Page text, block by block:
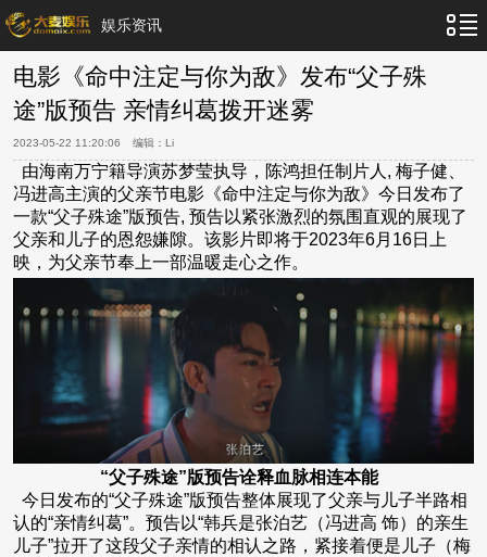
娱乐资讯
电影《命中注定与你为敌》发布“父子殊
途”版预告 亲情纠葛拨开迷雾
2023-05-22 11:20:06 编辑： Li
由海南万宁籍导演苏梦莹执导，陈鸿担任制片人, 梅子健、
冯进高主演的父亲节电影《命中注定与你为敌》今日发布了
一款“父子殊途”版预告, 预告以紧张激烈的氛围直观的展现了
父亲和儿子的恩怨嫌隙。该影片即将于2023年6月16日上
映，为父亲节奉上一部温暖走心之作。
“父子殊途”版预告诠释血脉相连本能
今日发布的“父子殊途”版预告整体展现了父亲与儿子半路相
认的“亲情纠葛”。预告以“韩兵是张泊艺（冯进高 饰）的亲生
儿子”拉开了这段父子亲情的相认之路，紧接着便是儿子（梅